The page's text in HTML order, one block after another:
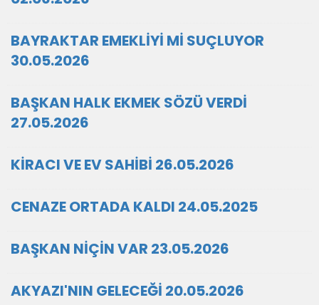
BAYRAKTAR EMEKLİYİ Mİ SUÇLUYOR
30.05.2026
BAŞKAN HALK EKMEK SÖZÜ VERDİ
27.05.2026
KİRACI VE EV SAHİBİ 26.05.2026
CENAZE ORTADA KALDI 24.05.2025
BAŞKAN NİÇİN VAR 23.05.2026
AKYAZI'NIN GELECEĞİ 20.05.2026